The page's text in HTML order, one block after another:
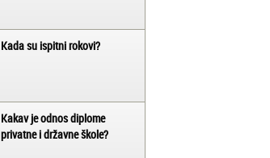
Kada su ispitni rokovi?
Kakav je odnos diplome
privatne i državne škole?